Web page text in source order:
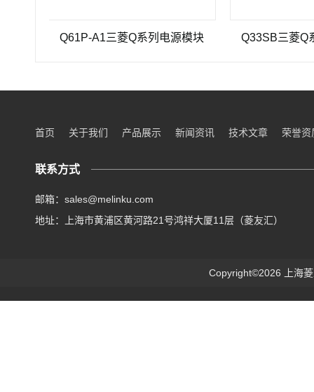
Q61P-A1三菱Q系列电源模块 Q33SB三菱Q系列
首页 关于我们 产品展示 新闻资讯 技术文章 荣誉资
联系方式
邮箱：sales@melinku.com
地址：上海市黄浦区黄河路21号鸿祥大厦11层（菱友汇）
Copyright©2026 上海